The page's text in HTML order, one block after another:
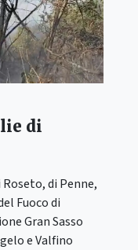
di
di Penne,
Fuoco di
Gran Sasso
e Valfino